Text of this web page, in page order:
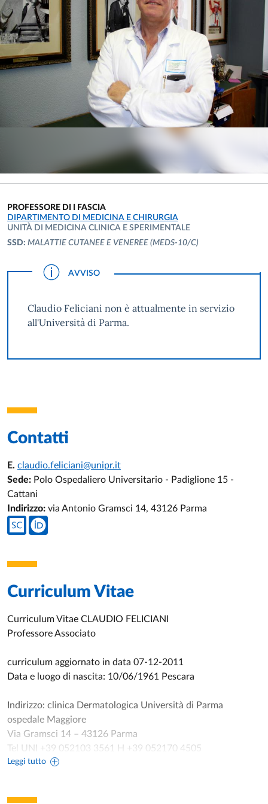
PROFESSORE DI I FASCIA
UNITÀ ORGANIZZATIVA AFFERENTE:
DIPARTIMENTO DI MEDICINA E CHIRURGIA
UNITÀ DI MEDICINA CLINICA E SPERIMENTALE
SSD: MALATTIE CUTANEE E VENEREE (MEDS-10/C)
AVVISO
Claudio Feliciani non è attualmente in servizio
all'Università di Parma.
Contatti
E. claudio.feliciani@unipr.it
Sede: Polo Ospedaliero Universitario - Padiglione 15 -
Cattani
Indirizzo: via Antonio Gramsci 14, 43126 Parma
Social del docente
Curriculum Vitae
Leggi tutto
Curriculum Vitae CLAUDIO FELICIANI
Professore Associato
curriculum aggiornato in data 07-12-2011
Data e luogo di nascita: 10/06/1961 Pescara
Indirizzo: clinica Dermatologica Università di Parma
ospedale Maggiore
Via Gramsci 14 – 43126 Parma
Tel UNI +39 052103 3561 H +39 052170 4505
Fax + 39 0521702323